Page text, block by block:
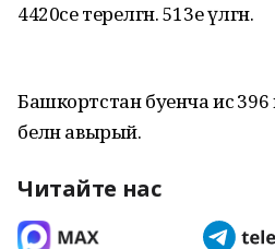
4420се терелгән. 513е үлгән.
Башкортстан буенча исә
белән авырый.
Читайте нас